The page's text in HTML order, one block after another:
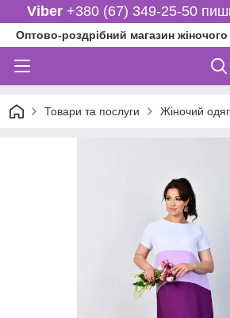
Viber+380 (67) 349-25-50
Оптово-роздрібний магазин
Товари та послуги Жіночий